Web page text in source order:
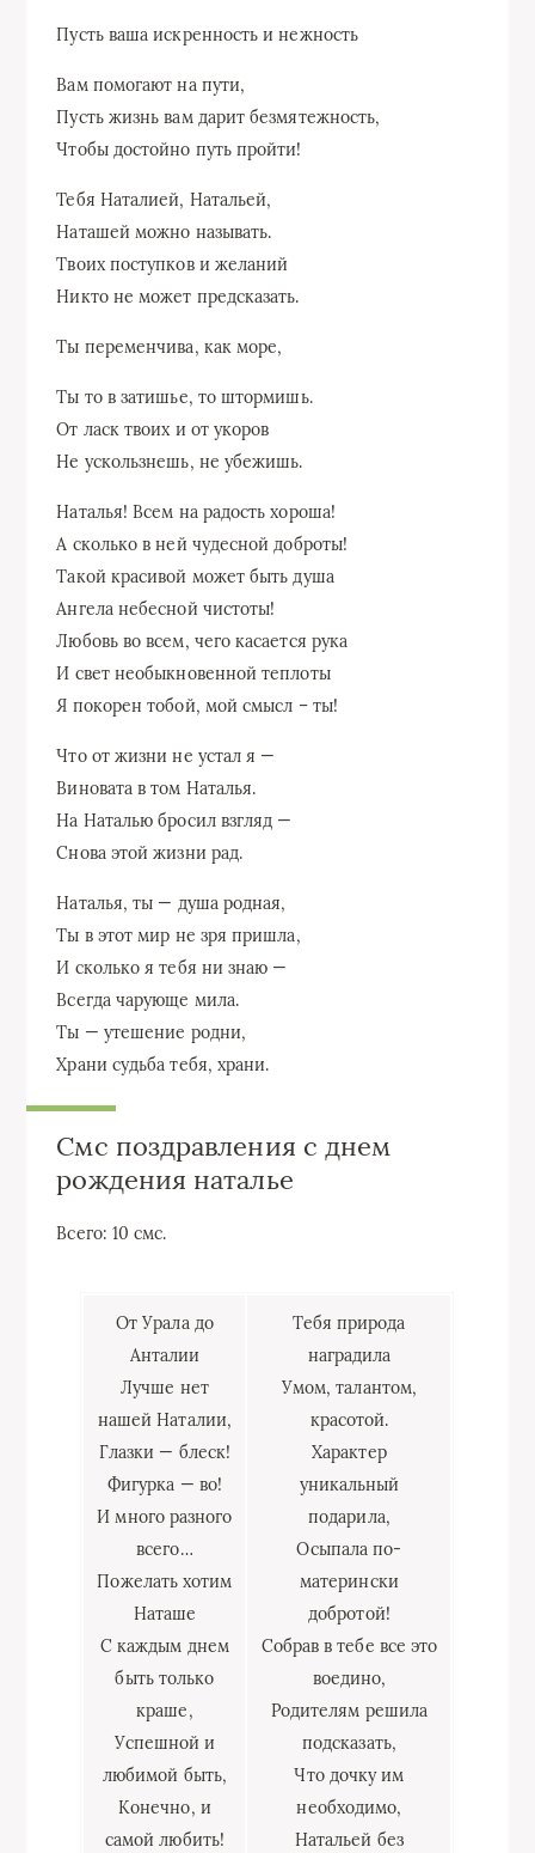
Пусть ваша искренность и нежность
Вам помогают на пути,
Пусть жизнь вам дарит безмятежность,
Чтобы достойно путь пройти!
Тебя Наталией, Натальей,
Наташей можно называть.
Твоих поступков и желаний
Никто не может предсказать.
Ты переменчива, как море,
Ты то в затишье, то штормишь.
От ласк твоих и от укоров
Не ускользнешь, не убежишь.
Наталья! Всем на радость хороша!
А сколько в ней чудесной доброты!
Такой красивой может быть душа
Ангела небесной чистоты!
Любовь во всем, чего касается рука
И свет необыкновенной теплоты
Я покорен тобой, мой смысл – ты!
Что от жизни не устал я —
Виновата в том Наталья.
На Наталью бросил взгляд —
Снова этой жизни рад.
Наталья, ты — душа родная,
Ты в этот мир не зря пришла,
И сколько я тебя ни знаю —
Всегда чарующе мила.
Ты — утешение родни,
Храни судьба тебя, храни.
Смс поздравления с днем
рождения наталье
Всего: 10 смс.
От Урала до
Анталии
Лучше нет
нашей Наталии,
Глазки — блеск!
Фигурка — во!
И много разного
всего…
Пожелать хотим
Наташе
С каждым днем
быть только
краше,
Успешной и
любимой быть,
Конечно, и
самой любить!
Тебя природа
наградила
Умом, талантом,
красотой.
Характер
уникальный
подарила,
Осыпала по-
матерински
добротой!
Собрав в тебе все это
воедино,
Родителям решила
подсказать,
Что дочку им
необходимо,
Натальей без